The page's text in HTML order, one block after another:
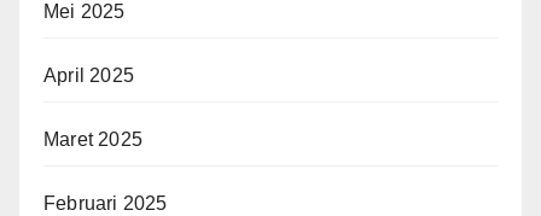
Mei 2025
April 2025
Maret 2025
Februari 2025